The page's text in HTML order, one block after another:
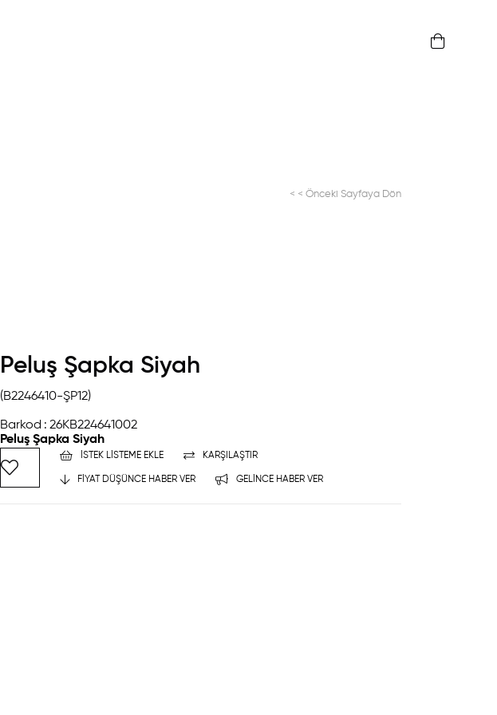
< < Önceki Sayfaya Dön
Peluş Şapka Siyah
(B2246410-ŞP12)
Barkod : 26KB224641002
Peluş Şapka Siyah
İSTEK LISTEME EKLE KARŞILAŞTIR
FIYAT DÜŞÜNCE HABER VER GELINCE HABER VER